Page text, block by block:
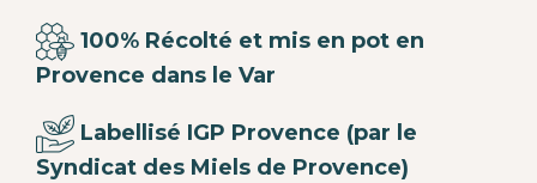
12,00€
100% Récolté et mis en pot en
Provence dans le Var
Labellisé IGP Provence (par le
Syndicat des Miels de Provence)